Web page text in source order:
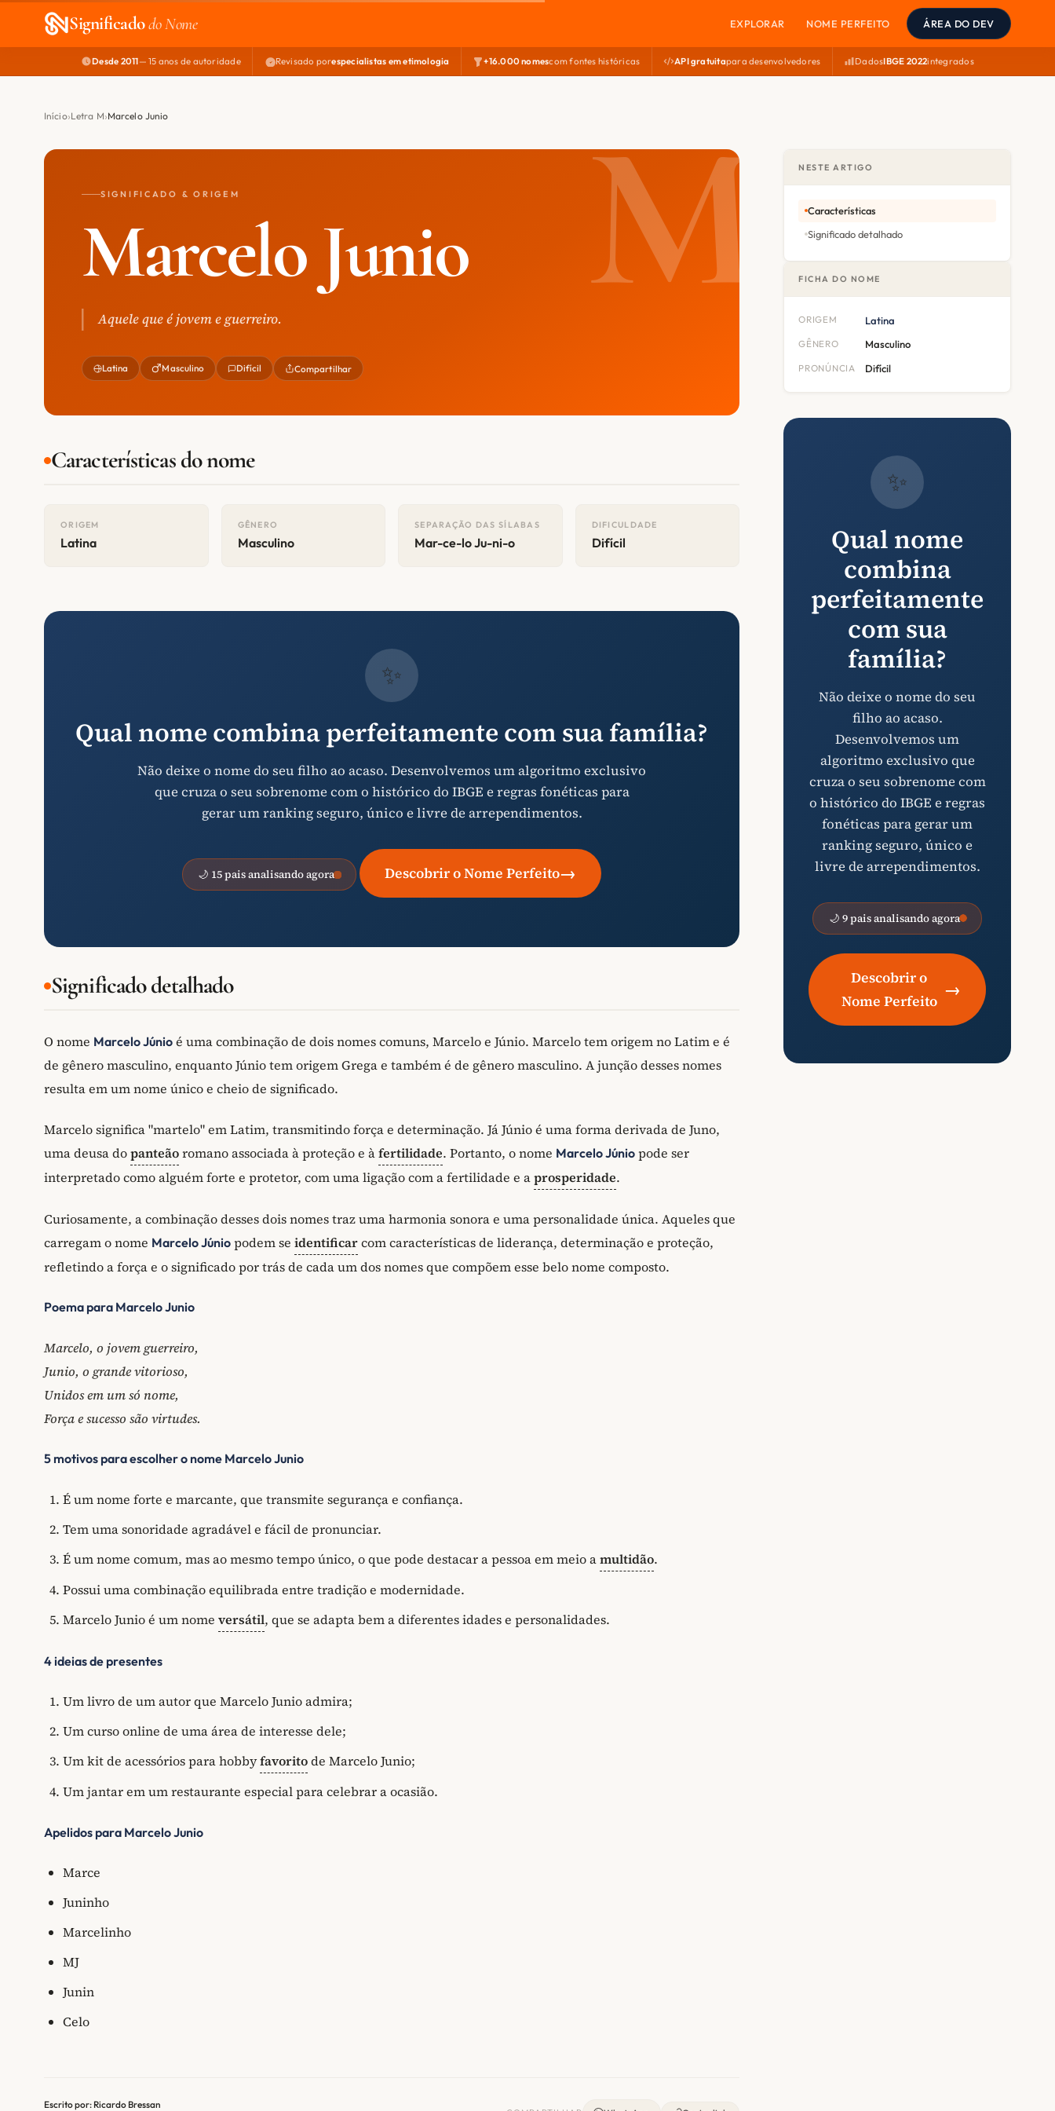
Significadodo Nome EXPLORAR NOME PERFEITO ÁREA DO DEV
Desde 2011— 15 anos de autoridade Revisado porespecialistas em etimologia +16.000 nomescom fontes históricas API gratuitapara desenvolvedores DadosIBGE 2022integrados
Início Letra M Marcelo Junio
SIGNIFICADO & ORIGEM
Marcelo Junio
Aquele que é jovem e guerreiro.
Latina Masculino Difícil Compartilhar
Características do nome
ORIGEM
Latina
GÊNERO
Masculino
SEPARAÇÃO DAS SÍLABAS
Mar-ce-lo Ju-ni-o
DIFICULDADE
Difícil
✨
Qual nome combina perfeitamente com sua família?
Não deixe o nome do seu filho ao acaso. Desenvolvemos um algoritmo exclusivo
que cruza o seu sobrenome com o histórico do IBGE e regras fonéticas para
gerar um ranking seguro, único e livre de arrependimentos.
🌙 15 pais analisando agora Descobrir o Nome Perfeito→
Significado detalhado
O nome Marcelo Júnio é uma combinação de dois nomes comuns, Marcelo e Júnio. Marcelo tem origem no Latim e é
de gênero masculino, enquanto Júnio tem origem Grega e também é de gênero masculino. A junção desses nomes
resulta em um nome único e cheio de significado.
Marcelo significa "martelo" em Latim, transmitindo força e determinação. Já Júnio é uma forma derivada de Juno,
uma deusa dopanteãoromano associada à proteção e àfertilidade. Portanto, o nome Marcelo Júnio pode ser
interpretado como alguém forte e protetor, com uma ligação com a fertilidade e aprosperidade.
Curiosamente, a combinação desses dois nomes traz uma harmonia sonora e uma personalidade única. Aqueles que
carregam o nome Marcelo Júnio podem se identificarcom características de liderança, determinação e proteção,
refletindo a força e o significado por trás de cada um dos nomes que compõem esse belo nome composto.
Poema para Marcelo Junio
Marcelo, o jovem guerreiro,
Junio, o grande vitorioso,
Unidos em um só nome,
Força e sucesso são virtudes.
5 motivos para escolher o nome Marcelo Junio
É um nome forte e marcante, que transmite segurança e confiança.
Tem uma sonoridade agradável e fácil de pronunciar.
É um nome comum, mas ao mesmo tempo único, o que pode destacar a pessoa em meio amultidão.
Possui uma combinação equilibrada entre tradição e modernidade.
Marcelo Junio é um nome versátil, que se adapta bem a diferentes idades e personalidades.
4 ideias de presentes
Um livro de um autor que Marcelo Junio admira;
Um curso online de uma área de interesse dele;
Um kit de acessórios para hobbyfavoritode Marcelo Junio;
Um jantar em um restaurante especial para celebrar a ocasião.
Apelidos para Marcelo Junio
Marce
Juninho
Marcelinho
MJ
Junin
Celo
Escrito por: Ricardo Bressan
NESTE ARTIGO
Características
Significado detalhado
FICHA DO NOME
ORIGEM Latina
GÊNERO Masculino
PRONÚNCIA Difícil
✨
Qual nome
combina
perfeitamente
com sua
família?
Não deixe o nome do seu
filho ao acaso.
Desenvolvemos um
algoritmo exclusivo que
cruza o seu sobrenome com
o histórico do IBGE e regras
fonéticas para gerar um
ranking seguro, único e
livre de arrependimentos.
🌙 9 pais analisando agora
Descobrir o
Nome Perfeito
→